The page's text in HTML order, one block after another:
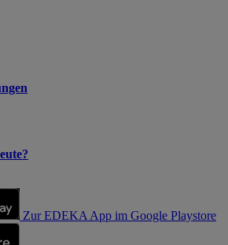
Zur EDEKA App im Google Playstore